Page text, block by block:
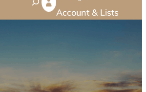
S
e
Account & Lists